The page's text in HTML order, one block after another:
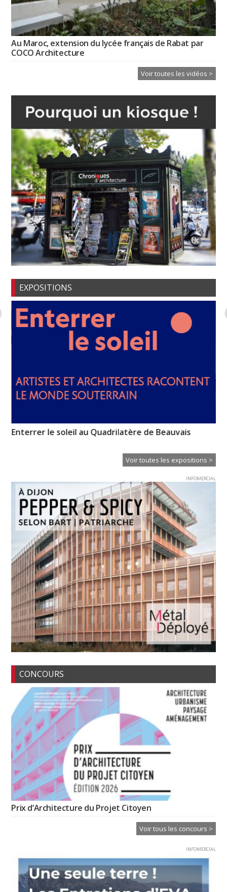
Au Maroc, extension du lycée français de Rabat par
COCO Architecture
Voir toutes les vidéos >
EXPOSITIONS
Enterrer le soleil au Quadrilatère de Beauvais
Voir toutes les expositions >
INFOMERCIAL
CONCOURS
Prix d’Architecture du Projet Citoyen
Voir tous les concours >
INFOMERCIAL